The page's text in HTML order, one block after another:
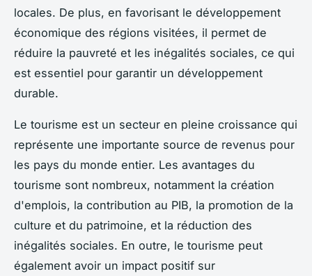
locales. De plus, en favorisant le développement
économique des régions visitées, il permet de
réduire la pauvreté et les inégalités sociales, ce qui
est essentiel pour garantir un développement
durable.
Le tourisme est un secteur en pleine croissance qui
représente une importante source de revenus pour
les pays du monde entier. Les avantages du
tourisme sont nombreux, notamment la création
d'emplois, la contribution au PIB, la promotion de la
culture et du patrimoine, et la réduction des
inégalités sociales. En outre, le tourisme peut
également avoir un impact positif sur